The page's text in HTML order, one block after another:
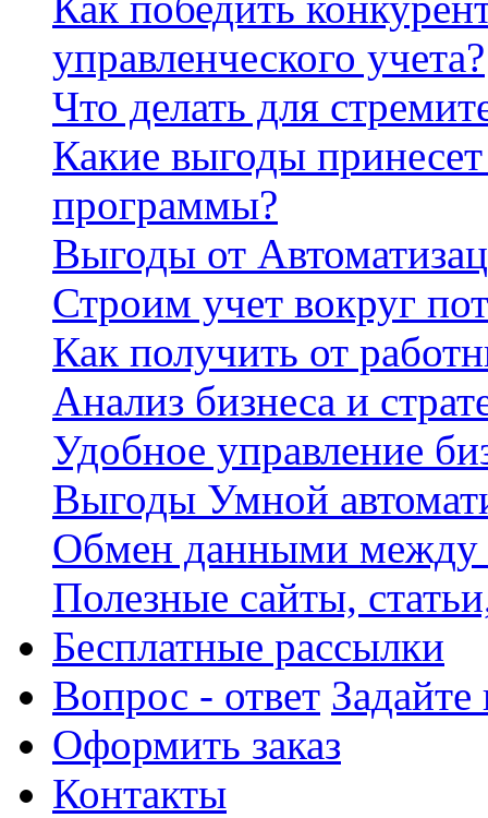
управленческого учета?
Что делать для
Какие выгоды
программы?
Выгоды от
Строим учет вокруг
Как получить от
Анализ бизнеса и
Удобное управление
Выгоды Умной
Обмен данными между
Полезные сайты,
Бесплатные рассылки
Вопрос - ответ
Оформить заказ
Контакты